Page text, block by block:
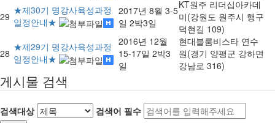
29
★제30기 명강사육성과정
일정안내★
2017년 8월 3-5
일 2박3일
KT원주 리더십아카데
미(강원도 원주시 행구
덕현길 109)
28
★제29기 명강사육성과정
일정안내★
2016년 12월
15-17일 2박3
일
현대블룸비스타 연수
원(경기 양평군 강하면
강남로 316)
게시물 검색
검색대상 검색어 필수